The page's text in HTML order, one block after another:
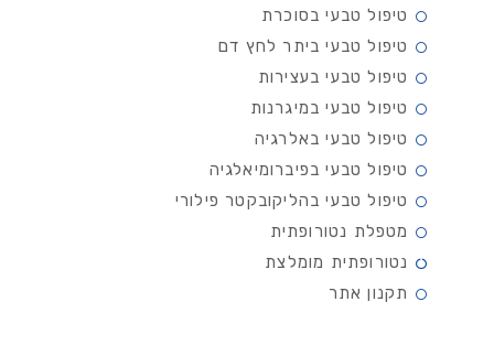
טיפול טבעי בסוכרת
טיפול טבעי ביתר לחץ דם
טיפול טבעי בעצירות
טיפול טבעי במיגרנות
טיפול טבעי באלרגיה
טיפול טבעי בפיברומיאלגיה
טיפול טבעי בהליקובקטר פילורי
מטפלת נטורופתית
נטורופתית מומלצת
תקנון אתר